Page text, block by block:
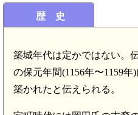
歴 史
築城年代は定かではない。
の保元年間(1156年〜1159
築かれたと伝えられる。